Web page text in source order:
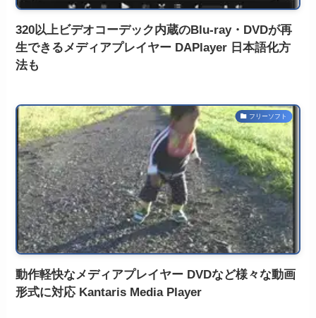
320以上ビデオコーデック内蔵のBlu-ray・DVDが再
生できるメディアプレイヤー DAPlayer 日本語化方
法も
フリーソフト
動作軽快なメディアプレイヤー DVDなど様々な動画
形式に対応 Kantaris Media Player